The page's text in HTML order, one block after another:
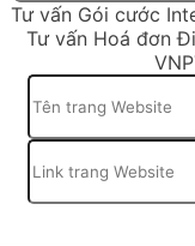
Tư vấn Gói cước
Tư vấn Hoá đơn